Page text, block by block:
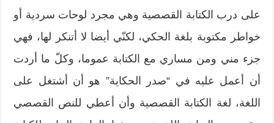
على درب الكتابة القصصية وهي مجرد لوحات سردية أو
خواطر مكتوبة بلغة الحكي، لكنّي أيضا لا أتنكر لها، فهي
جزء مني ومن مساري مع الكتابة عموما، وكلّ ما أردت
أن أعمل عليه في “صدر الحكاية” هو أن أشتغل على
اللغة، لغة الكتابة القصصية وأن أعطي للنص القصصي